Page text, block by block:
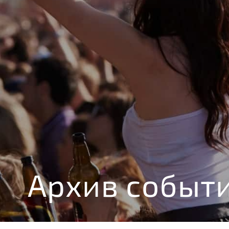
Архив